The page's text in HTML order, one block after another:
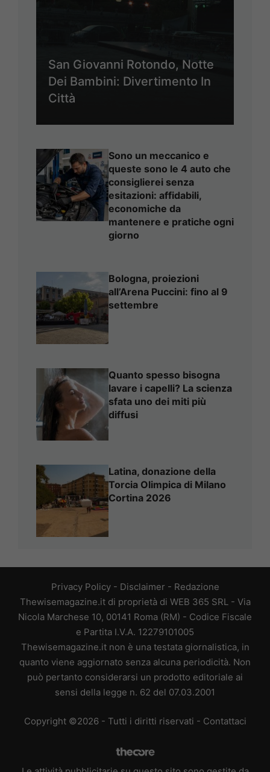
San Giovanni Rotondo, Notte
Dei Bambini: Divertimento In
Città
Sono un meccanico e
queste sono le 4 auto che
consiglierei senza
esitazioni: affidabili,
economiche da
mantenere e pratiche ogni
giorno
Bologna, proiezioni
all’Arena Puccini: fino al 9
settembre
Quanto spesso bisogna
lavare i capelli? La scienza
sfata uno dei miti più
diffusi
Latina, donazione della
Torcia Olimpica di Milano
Cortina 2026
Privacy Policy- Disclaimer - Redazione
Thewisemagazine.it di proprietà di WEB 365 SRL - Via
Nicola Marchese 10, 00141 Roma (RM) - Codice Fiscale
e Partita I.V.A. 12279101005
Thewisemagazine.it non è una testata giornalistica, in
quanto viene aggiornato senza alcuna periodicità. Non
può pertanto considerarsi un prodotto editoriale ai
sensi della legge n. 62 del 07.03.2001
Copyright ©2026 - Tutti i diritti riservati - Contattaci